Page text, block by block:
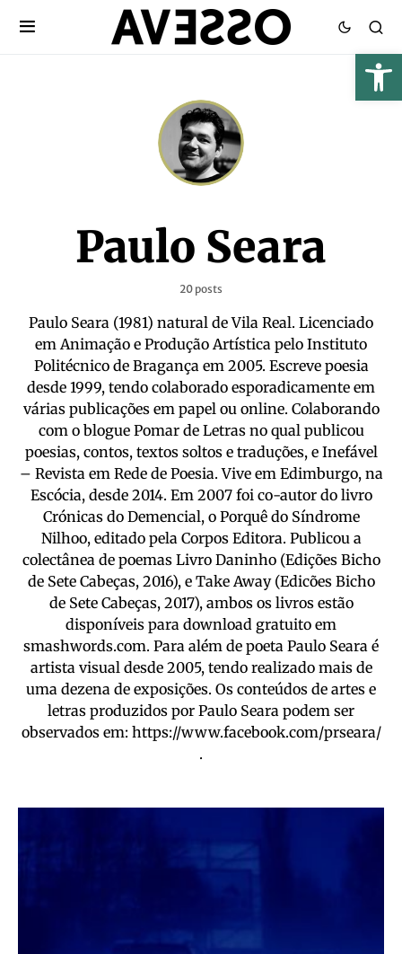
Paulo Seara
20 posts
Paulo Seara (1981) natural de Vila Real. Licenciado
em Animação e Produção Artística pelo Instituto
Politécnico de Bragança em 2005. Escreve poesia
desde 1999, tendo colaborado esporadicamente em
várias publicações em papel ou online. Colaborando
com o blogue Pomar de Letras no qual publicou
poesias, contos, textos soltos e traduções, e Inefável
– Revista em Rede de Poesia. Vive em Edimburgo, na
Escócia, desde 2014. Em 2007 foi co-autor do livro
Crónicas do Demencial, o Porquê do Síndrome
Nilhoo, editado pela Corpos Editora. Publicou a
colectânea de poemas Livro Daninho (Edições Bicho
de Sete Cabeças, 2016), e Take Away (Edicões Bicho
de Sete Cabeças, 2017), ambos os livros estão
disponíveis para download gratuito em
smashwords.com. Para além de poeta Paulo Seara é
artista visual desde 2005, tendo realizado mais de
uma dezena de exposições. Os conteúdos de artes e
letras produzidos por Paulo Seara podem ser
observados em: https://www.facebook.com/prseara/
.